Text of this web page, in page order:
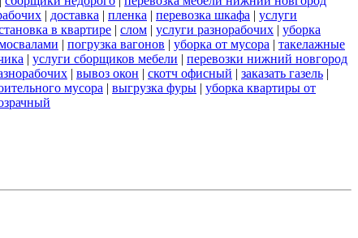
| доставка | пленка | перевозка шкафа | услуги
в квартире | слом | услуги разнорабочих | уборка
| погрузка вагонов | уборка от мусора | такелажные
| услуги сборщиков мебели | перевозки нижний новгород
| вывоз окон | скотч офисный | заказать газель |
мусора | выгрузка фуры | уборка квартиры от